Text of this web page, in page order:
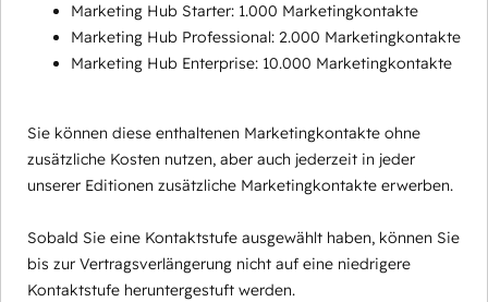
Marketing Hub Starter: 1.000 Marketingkontakte
Marketing Hub Professional: 2.000 Marketingkontakte
Marketing Hub Enterprise: 10.000 Marketingkontakte
Sie können diese enthaltenen Marketingkontakte ohne
zusätzliche Kosten nutzen, aber auch jederzeit in jeder
unserer Editionen zusätzliche Marketingkontakte erwerben.
Sobald Sie eine Kontaktstufe ausgewählt haben, können Sie
bis zur Vertragsverlängerung nicht auf eine niedrigere
Kontaktstufe heruntergestuft werden.